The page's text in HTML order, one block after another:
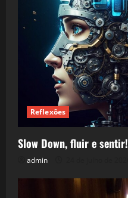
Reflexões
Slow Down, fluir e sentir!
admin